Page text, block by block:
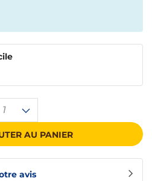
avis
1
AU PANIER